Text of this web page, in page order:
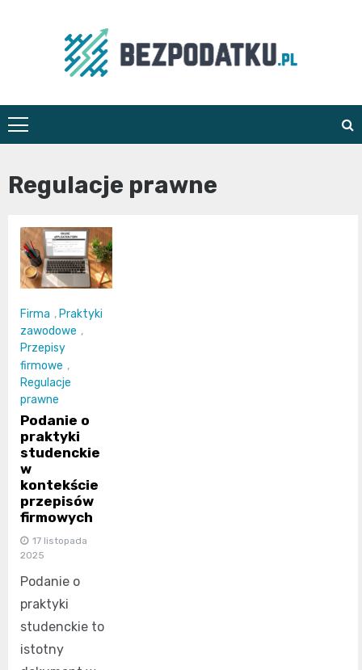
bezpodatku.pl
Regulacje prawne
Firma , Praktyki
zawodowe ,
Przepisy
firmowe ,
Regulacje
prawne
Podanie o
praktyki
studenckie
w
kontekście
przepisów
firmowych
17 listopada
2025
Podanie o
praktyki
studenckie to
istotny